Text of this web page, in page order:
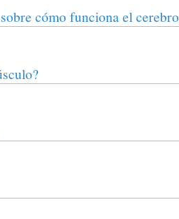
cómo funciona el cerebro